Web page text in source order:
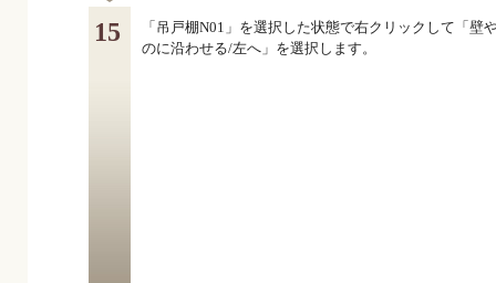
15
「吊戸棚N01」を選択した状態で右クリックして「壁
のに沿わせる/左へ」を選択します。